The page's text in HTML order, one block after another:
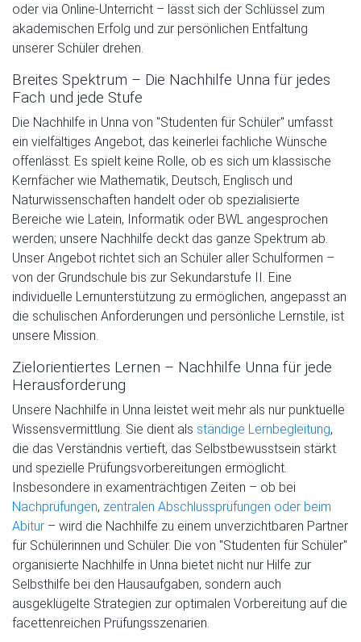
oder via Online-Unterricht – lässt sich der Schlüssel zum
akademischen Erfolg und zur persönlichen Entfaltung
unserer Schüler drehen.
Breites Spektrum – Die Nachhilfe Unna für jedes
Fach und jede Stufe
Die Nachhilfe in Unna von "Studenten für Schüler" umfasst
ein vielfältiges Angebot, das keinerlei fachliche Wünsche
offenlässt. Es spielt keine Rolle, ob es sich um klassische
Kernfächer wie Mathematik, Deutsch, Englisch und
Naturwissenschaften handelt oder ob spezialisierte
Bereiche wie Latein, Informatik oder BWL angesprochen
werden; unsere Nachhilfe deckt das ganze Spektrum ab.
Unser Angebot richtet sich an Schüler aller Schulformen –
von der Grundschule bis zur Sekundarstufe II. Eine
individuelle Lernunterstützung zu ermöglichen, angepasst an
die schulischen Anforderungen und persönliche Lernstile, ist
unsere Mission.
Zielorientiertes Lernen – Nachhilfe Unna für jede
Herausforderung
Unsere Nachhilfe in Unna leistet weit mehr als nur punktuelle
Wissensvermittlung. Sie dient als ständige Lernbegleitung,
die das Verständnis vertieft, das Selbstbewusstsein stärkt
und spezielle Prüfungsvorbereitungen ermöglicht.
Insbesondere in examenträchtigen Zeiten – ob bei
Nachprüfungen, zentralen Abschlussprüfungen oder beim
Abitur – wird die Nachhilfe zu einem unverzichtbaren Partner
für Schülerinnen und Schüler. Die von "Studenten für Schüler"
organisierte Nachhilfe in Unna bietet nicht nur Hilfe zur
Selbsthilfe bei den Hausaufgaben, sondern auch
ausgeklügelte Strategien zur optimalen Vorbereitung auf die
facettenreichen Prüfungsszenarien.